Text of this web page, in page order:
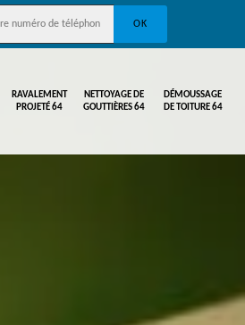
RAVALEMENT
PROJETÉ 64
NETTOYAGE DE
GOUTTIÈRES 64
DÉMOUSSAGE
DE TOITURE 64